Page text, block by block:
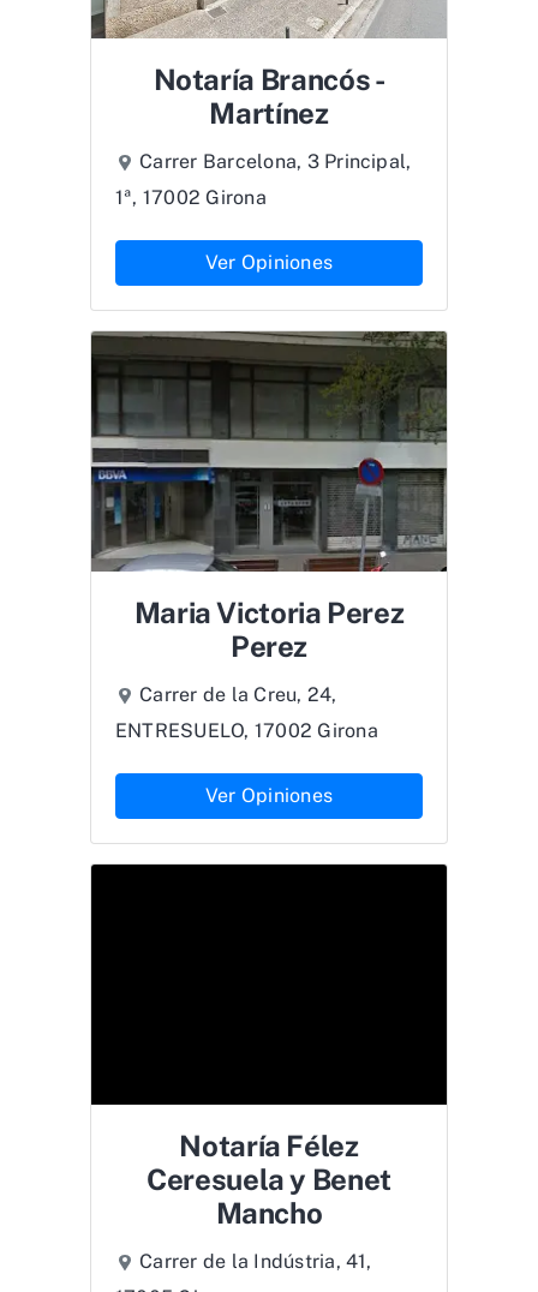
Notaría Brancós -
Martínez
Carrer Barcelona, 3 Principal,
1ª, 17002 Girona
Ver Opiniones
Maria Victoria Perez
Perez
Carrer de la Creu, 24,
ENTRESUELO, 17002 Girona
Ver Opiniones
Notaría Félez
Ceresuela y Benet
Mancho
Carrer de la Indústria, 41,